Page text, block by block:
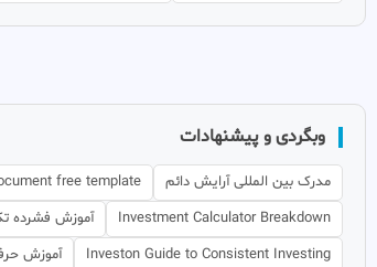
وبگردی و پیشنهادات
مدرک بین المللی آرایش دائم free template
Investment Calculator Breakdown
آموزش فشرده
Investon Guide to Consistent Investing
آموزش